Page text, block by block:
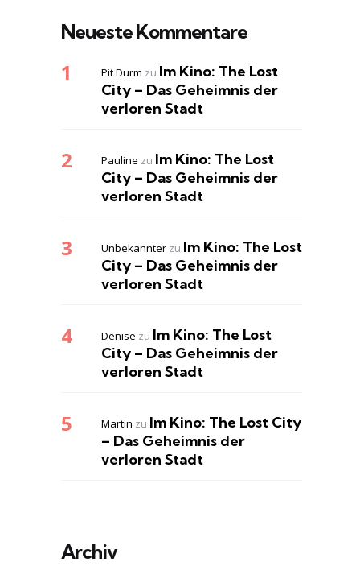
Neueste Kommentare
Pit Durm zu Im Kino: The Lost
City – Das Geheimnis der
verloren Stadt
Pauline zu Im Kino: The Lost
City – Das Geheimnis der
verloren Stadt
Unbekannter zu Im Kino: The Lost
City – Das Geheimnis der
verloren Stadt
Denise zu Im Kino: The Lost
City – Das Geheimnis der
verloren Stadt
Martin zu Im Kino: The Lost City
– Das Geheimnis der
verloren Stadt
Archiv